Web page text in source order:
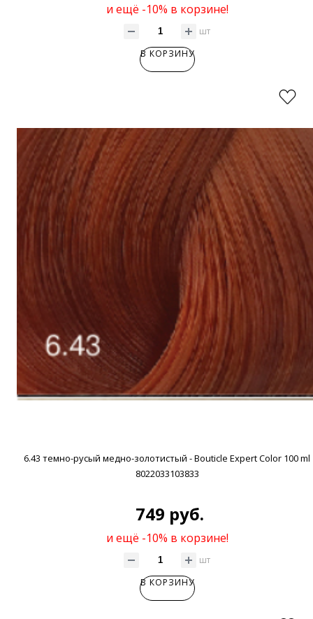
и ещё -10% в корзине!
шт
В КОРЗИНУ
6.43 темно-русый медно-золотистый - Bouticle Expert Color 100 ml
8022033103833
749 руб.
и ещё -10% в корзине!
шт
В КОРЗИНУ